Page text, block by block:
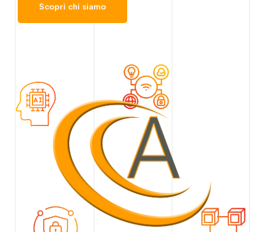
Scopri chi siamo